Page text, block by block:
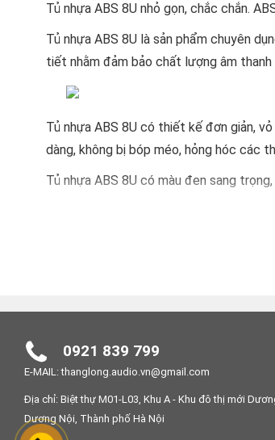
Tủ nhựa ABS 8U nhỏ gọn, chắc chắn.
Tủ nhựa ABS 8U là sản phẩm chuyên
tiết nhằm đảm bảo chất lượng âm thanh
Tủ nhựa ABS 8U có thiết kế đơn giản,
dàng, không bị bóp méo, hỏng hóc các
Tủ nhựa ABS 8U có màu đen sang trọng,
0921 839 799
E-MAIL: thanglong.audio.vn@gmail.com
Địa chỉ: Biệt thự M01-L03, Khu A - Khu đô thị mới
Dương Nội, Thành phố Hà Nội